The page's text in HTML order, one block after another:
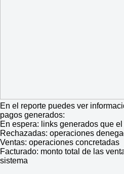
En el reporte puedes ver
pagos generados:
En espera: links generados que
Rechazadas: operaciones
Ventas: operaciones concretadas
Facturado: monto total de las
sistema